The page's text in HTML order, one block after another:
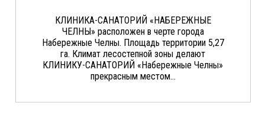
КЛИНИКА-САНАТОРИЙ «НАБЕРЕЖНЫЕ
ЧЕЛНЫ» расположен в черте города
Набережные Челны. Площадь территории 5,27
га. Климат лесостепной зоны делают
КЛИНИКУ-САНАТОРИЙ «Набережные Челны»
прекрасным местом...